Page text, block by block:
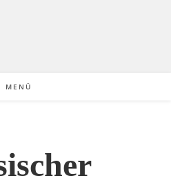
MENÜ